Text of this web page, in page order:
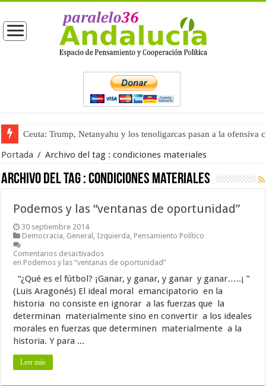
Ceuta: Trump, Netanyahu y los tenoligarcas pasan a la ofensiva
Portada / Archivo del tag :condiciones materiales
Archivo del tag :condiciones materiales
Podemos y las “ventanas de oportunidad”
30 septiembre 2014
Democracia, General , Izquierda, Pensamiento Político
Comentarios desactivados
en Podemos y las “ventanas de oportunidad”
“¿Qué es el fútbol? ¡Ganar, y ganar, y ganar y ganar…..¡ ”
(Luis Aragonés) El ideal moral emancipatorio en la
historia no consiste en ignorar a las fuerzas que la
determinan materialmente sino en convertir a los ideales
morales en fuerzas que determinen materialmente a la
historia. Y para ...
Leer más